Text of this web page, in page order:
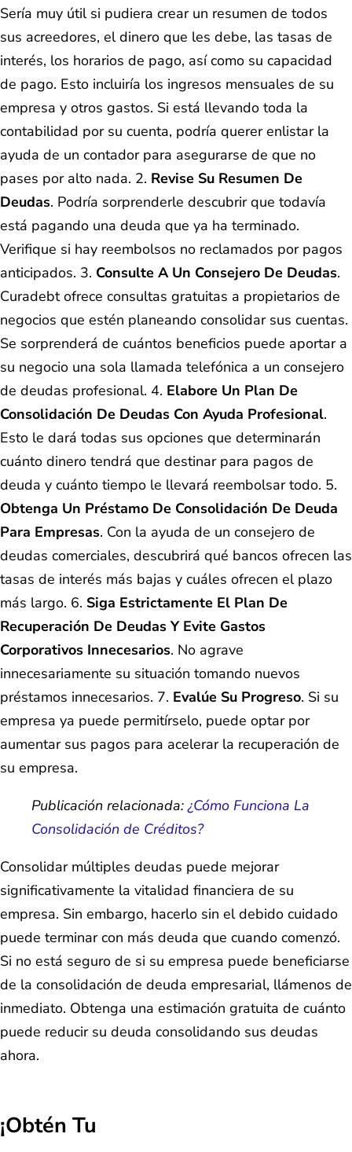
Sería muy útil si pudiera crear un resumen de todos
sus acreedores, el dinero que les debe, las tasas de
interés, los horarios de pago, así como su capacidad
de pago. Esto incluiría los ingresos mensuales de su
empresa y otros gastos. Si está llevando toda la
contabilidad por su cuenta, podría querer enlistar la
ayuda de un contador para asegurarse de que no
pases por alto nada. 2. Revise Su Resumen De
Deudas. Podría sorprenderle descubrir que todavía
está pagando una deuda que ya ha terminado.
Verifique si hay reembolsos no reclamados por pagos
anticipados. 3. Consulte A Un Consejero De Deudas.
Curadebt ofrece consultas gratuitas a propietarios de
negocios que estén planeando consolidar sus cuentas.
Se sorprenderá de cuántos beneficios puede aportar a
su negocio una sola llamada telefónica a un consejero
de deudas profesional. 4. Elabore Un Plan De
Consolidación De Deudas Con Ayuda Profesional.
Esto le dará todas sus opciones que determinarán
cuánto dinero tendrá que destinar para pagos de
deuda y cuánto tiempo le llevará reembolsar todo. 5.
Obtenga Un Préstamo De Consolidación De Deuda
Para Empresas. Con la ayuda de un consejero de
deudas comerciales, descubrirá qué bancos ofrecen las
tasas de interés más bajas y cuáles ofrecen el plazo
más largo. 6. Siga Estrictamente El Plan De
Recuperación De Deudas Y Evite Gastos
Corporativos Innecesarios. No agrave
innecesariamente su situación tomando nuevos
préstamos innecesarios. 7. Evalúe Su Progreso. Si su
empresa ya puede permitírselo, puede optar por
aumentar sus pagos para acelerar la recuperación de
su empresa.
Publicación relacionada:¿Cómo Funciona La
Consolidación de Créditos?
Consolidar múltiples deudas puede mejorar
significativamente la vitalidad financiera de su
empresa. Sin embargo, hacerlo sin el debido cuidado
puede terminar con más deuda que cuando comenzó.
Si no está seguro de si su empresa puede beneficiarse
de la consolidación de deuda empresarial, llámenos de
inmediato. Obtenga una estimación gratuita de cuánto
puede reducir su deuda consolidando sus deudas
ahora.
¡Obtén Tu